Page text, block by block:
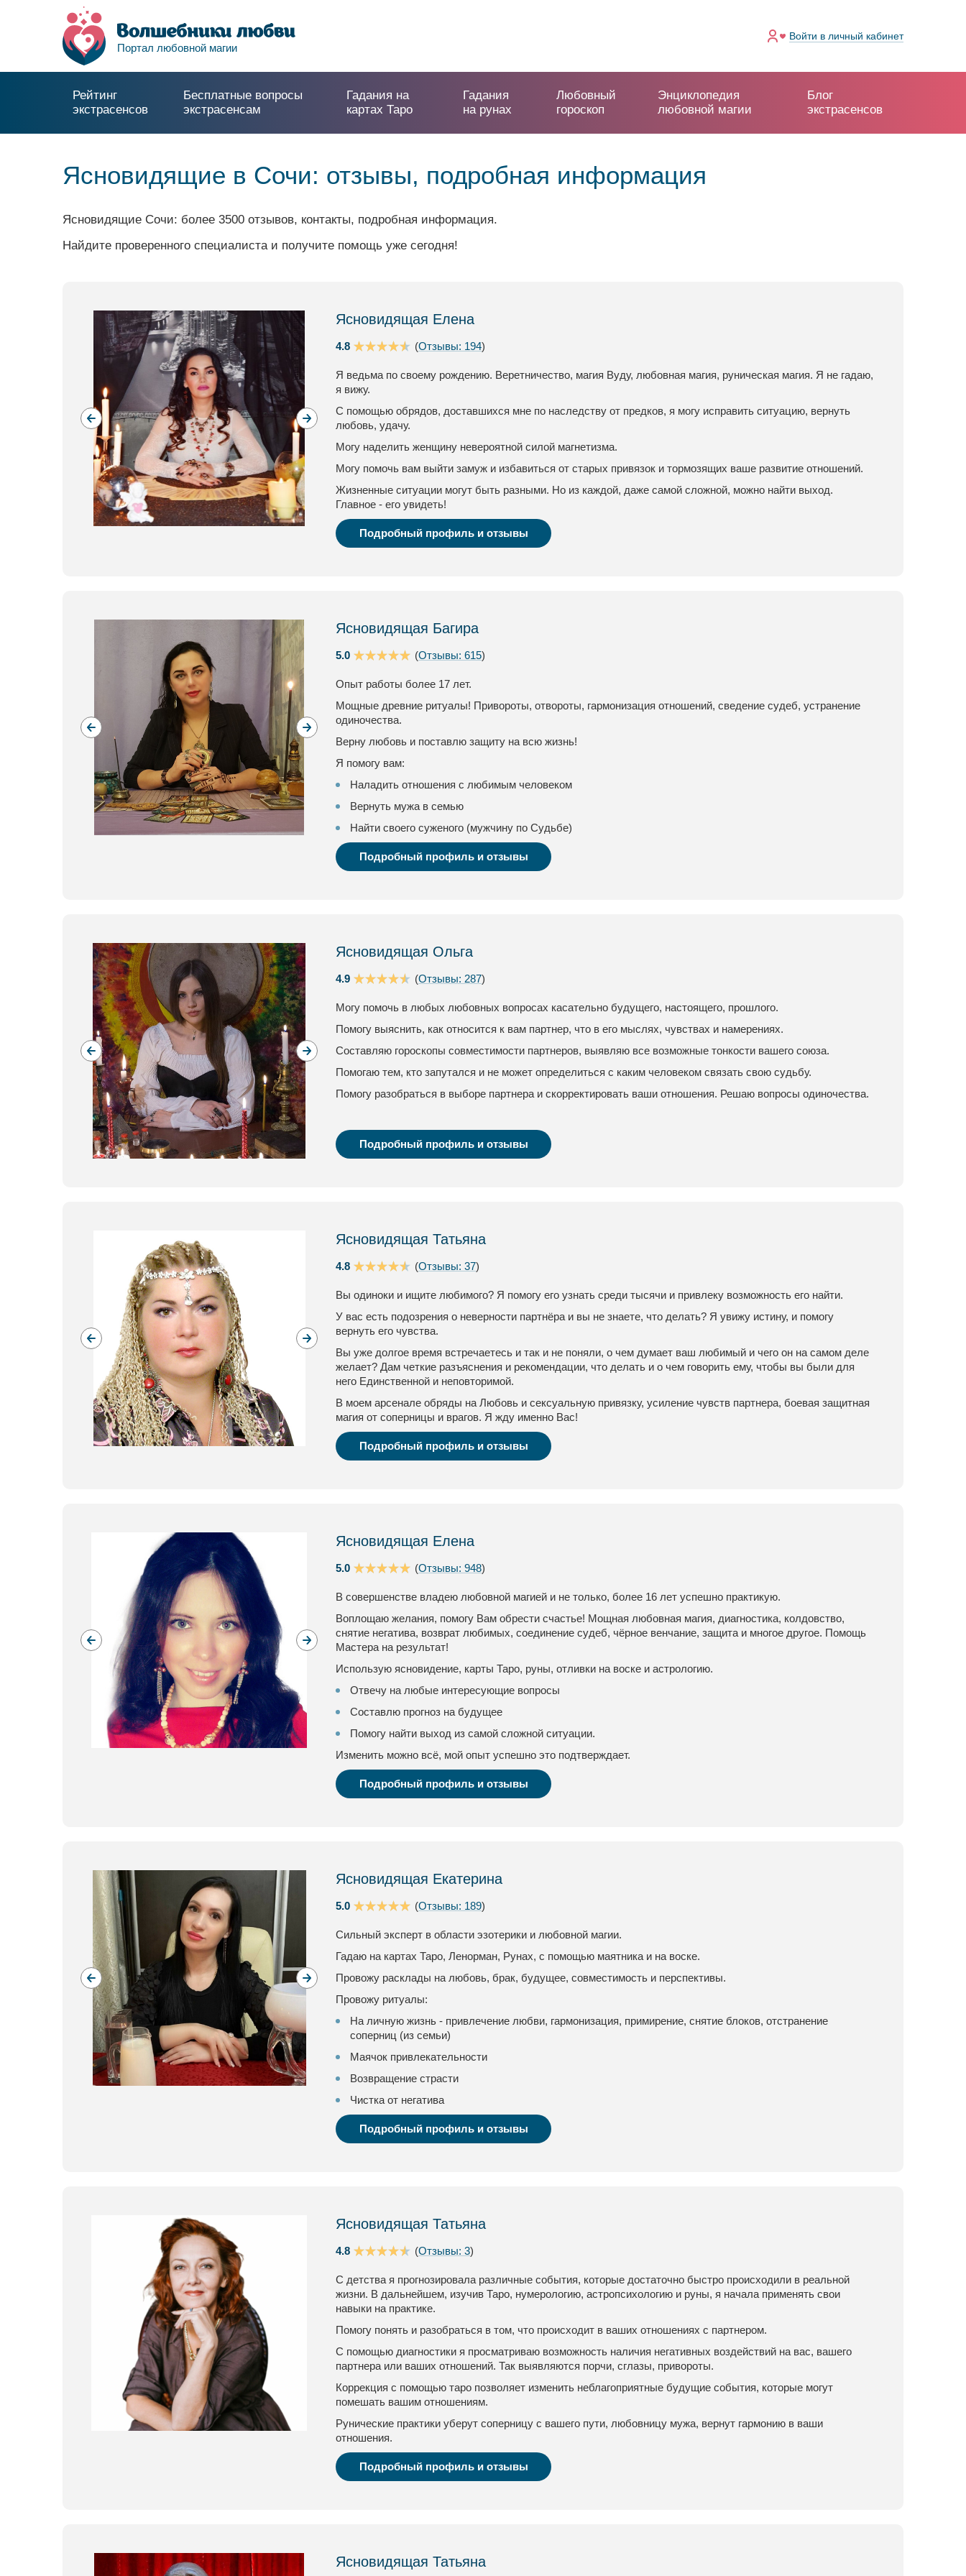
Портал любовной магии
Войти в личный кабинет
Рейтинг
экстрасенсов
Бесплатные вопросы
экстрасенсам
Гадания на
картах Таро
Гадания
на рунах
Любовный
гороскоп
Энциклопедия
любовной магии
Блог
экстрасенсов
Ясновидящие в Сочи: отзывы, подробная информация
Ясновидящие Сочи: более 3500 отзывов, контакты, подробная информация.
Найдите проверенного специалиста и получите помощь уже сегодня!
Ясновидящая Елена
4.8 (Отзывы: 194)
Я ведьма по своему рождению. Веретничество, магия Вуду, любовная магия, руническая магия. Я не гадаю,
я вижу.
С помощью обрядов, доставшихся мне по наследству от предков, я могу исправить ситуацию, вернуть
любовь, удачу.
Могу наделить женщину невероятной силой магнетизма.
Могу помочь вам выйти замуж и избавиться от старых привязок и тормозящих ваше развитие отношений.
Жизненные ситуации могут быть разными. Но из каждой, даже самой сложной, можно найти выход.
Главное - его увидеть!
Подробный профиль и отзывы
Ясновидящая Багира
5.0 (Отзывы: 615)
Опыт работы более 17 лет.
Мощные древние ритуалы! Привороты, отвороты, гармонизация отношений, сведение судеб, устранение
одиночества.
Верну любовь и поставлю защиту на всю жизнь!
Я помогу вам:
Наладить отношения с любимым человеком
Вернуть мужа в семью
Найти своего суженого (мужчину по Судьбе)
Подробный профиль и отзывы
Ясновидящая Ольга
4.9 (Отзывы: 287)
Могу помочь в любых любовных вопросах касательно будущего, настоящего, прошлого.
Помогу выяснить, как относится к вам партнер, что в его мыслях, чувствах и намерениях.
Составляю гороскопы совместимости партнеров, выявляю все возможные тонкости вашего союза.
Помогаю тем, кто запутался и не может определиться с каким человеком связать свою судьбу.
Помогу разобраться в выборе партнера и скорректировать ваши отношения. Решаю вопросы одиночества.
Подробный профиль и отзывы
Ясновидящая Татьяна
4.8 (Отзывы: 37)
Вы одиноки и ищите любимого? Я помогу его узнать среди тысячи и привлеку возможность его найти.
У вас есть подозрения о неверности партнёра и вы не знаете, что делать? Я увижу истину, и помогу
вернуть его чувства.
Вы уже долгое время встречаетесь и так и не поняли, о чем думает ваш любимый и чего он на самом деле
желает? Дам четкие разъяснения и рекомендации, что делать и о чем говорить ему, чтобы вы были для
него Единственной и неповторимой.
В моем арсенале обряды на Любовь и сексуальную привязку, усиление чувств партнера, боевая защитная
магия от соперницы и врагов. Я жду именно Вас!
Подробный профиль и отзывы
Ясновидящая Елена
5.0 (Отзывы: 948)
В совершенстве владею любовной магией и не только, более 16 лет успешно практикую.
Воплощаю желания, помогу Вам обрести счастье! Мощная любовная магия, диагностика, колдовство,
снятие негатива, возврат любимых, соединение судеб, чёрное венчание, защита и многое другое. Помощь
Мастера на результат!
Использую ясновидение, карты Таро, руны, отливки на воске и астрологию.
Отвечу на любые интересующие вопросы
Составлю прогноз на будущее
Помогу найти выход из самой сложной ситуации.
Изменить можно всё, мой опыт успешно это подтверждает.
Подробный профиль и отзывы
Ясновидящая Екатерина
5.0 (Отзывы: 189)
Сильный эксперт в области эзотерики и любовной магии.
Гадаю на картах Таро, Ленорман, Рунах, с помощью маятника и на воске.
Провожу расклады на любовь, брак, будущее, совместимость и перспективы.
Провожу ритуалы:
На личную жизнь - привлечение любви, гармонизация, примирение, снятие блоков, отстранение
соперниц (из семьи)
Маячок привлекательности
Возвращение страсти
Чистка от негатива
Подробный профиль и отзывы
Ясновидящая Татьяна
4.8 (Отзывы: 3)
С детства я прогнозировала различные события, которые достаточно быстро происходили в реальной
жизни. В дальнейшем, изучив Таро, нумерологию, астропсихологию и руны, я начала применять свои
навыки на практике.
Помогу понять и разобраться в том, что происходит в ваших отношениях с партнером.
С помощью диагностики я просматриваю возможность наличия негативных воздействий на вас, вашего
партнера или ваших отношений. Так выявляются порчи, сглазы, привороты.
Коррекция с помощью таро позволяет изменить неблагоприятные будущие события, которые могут
помешать вашим отношениям.
Рунические практики уберут соперницу с вашего пути, любовницу мужа, вернут гармонию в ваши
отношения.
Подробный профиль и отзывы
Ясновидящая Татьяна